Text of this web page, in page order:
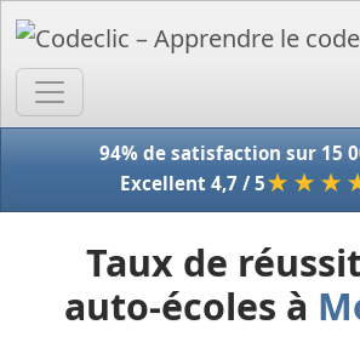
94% de satisfaction sur 15
Excellent 4,7 / 5
Taux de
auto-écoles à